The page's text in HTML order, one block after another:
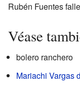
Rubén Fuentes
Véase
bolero ranchero
Mariachi Vargas